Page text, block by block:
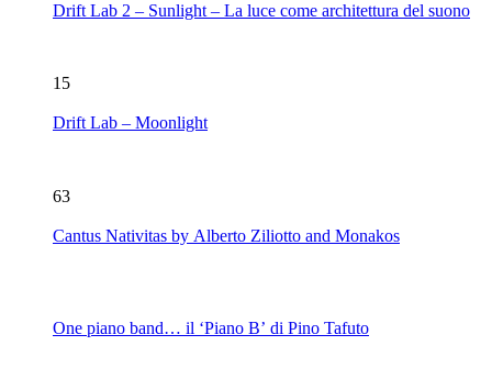
Drift Lab 2 – Sunlight – La luce come architettura del suono
15
Drift Lab – Moonlight
63
Cantus Nativitas by Alberto Ziliotto and Monakos
One piano band… il ‘Piano B’ di Pino Tafuto